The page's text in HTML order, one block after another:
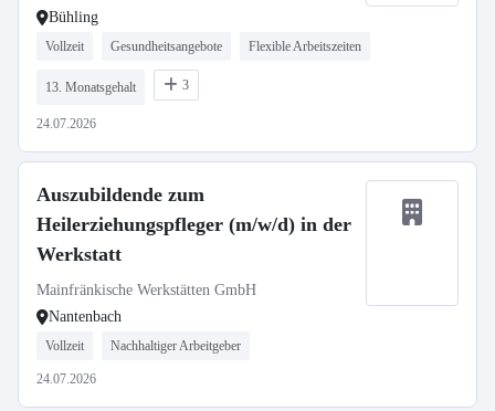
Bühling
Vollzeit Gesundheitsangebote Flexible Arbeitszeiten
13. Monatsgehalt 3
24.07.2026
Auszubildende zum
Heilerziehungspfleger (m/w/d) in der
Werkstatt
Mainfränkische Werkstätten GmbH
Nantenbach
Vollzeit Nachhaltiger Arbeitgeber
24.07.2026